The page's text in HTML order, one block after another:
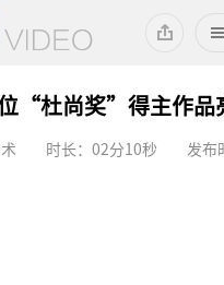
“杜尚奖”得主作品
时长：02分10秒 发布